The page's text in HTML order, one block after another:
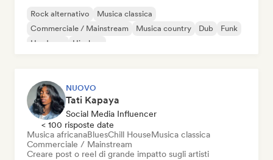
Rock alternativo
Musica classica
Commerciale / Mainstream
Musica country Dub
Funk
Hardcore
Hip-hop
NUOVO
Tati Kapaya
Social Media Influencer
< 100 risposte date
Musica africanaBluesChill HouseMusica classica
Commerciale / Mainstream
Creare post o reel di grande impatto sugli artisti